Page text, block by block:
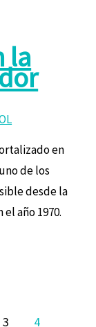
la
en
de los
desde la
año 1970.
3
4